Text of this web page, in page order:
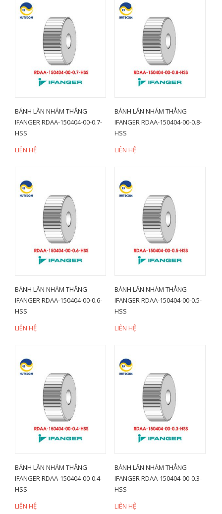
BÁNH LĂN NHÁM THẲNG
IFANGER RDAA-150404-00-0.7-
HSS
LIÊN HỆ
BÁNH LĂN NHÁM THẲNG
IFANGER RDAA-150404-00-0.8-
HSS
LIÊN HỆ
BÁNH LĂN NHÁM THẲNG
IFANGER RDAA-150404-00-0.6-
HSS
LIÊN HỆ
BÁNH LĂN NHÁM THẲNG
IFANGER RDAA-150404-00-0.5-
HSS
LIÊN HỆ
BÁNH LĂN NHÁM THẲNG
IFANGER RDAA-150404-00-0.4-
HSS
LIÊN HỆ
BÁNH LĂN NHÁM THẲNG
IFANGER RDAA-150404-00-0.3-
HSS
LIÊN HỆ